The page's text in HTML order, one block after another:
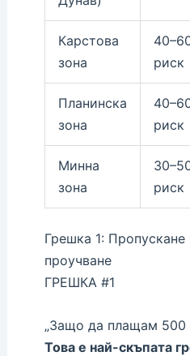
Карстова
зона
риск
Планинска
зона
риск
Минна
зона
риск
Грешка 1: Пропускане
проучване
ГРЕШКА #1
„Защо да плащам 500
Това е най-скъпата